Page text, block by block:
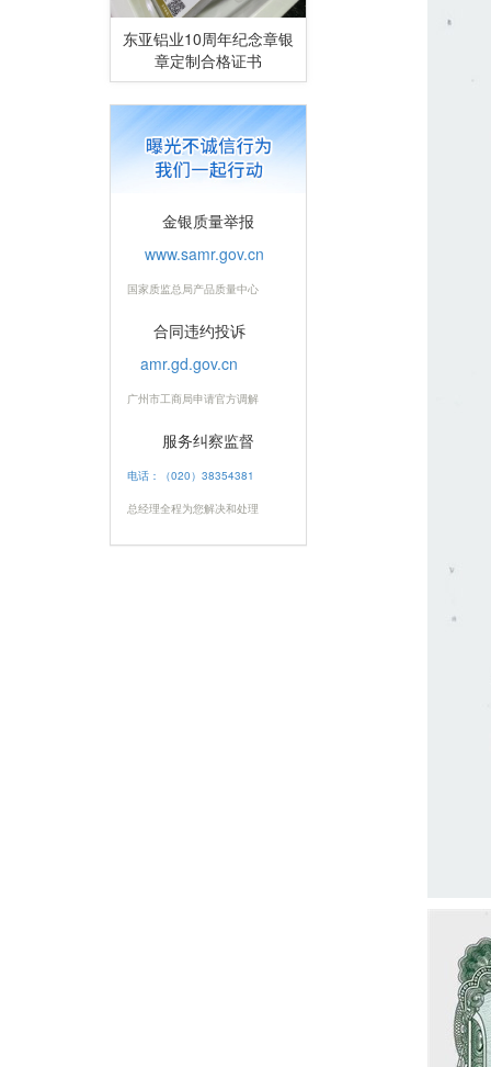
东亚铝业10周年纪念章银
章定制合格证书
金银质量举报
www.samr.gov.cn
国家质监总局产品质量中心
合同违约投诉
amr.gd.gov.cn
广州市工商局申请官方调解
服务纠察监督
电话：（020）38354381
总经理全程为您解决和处理